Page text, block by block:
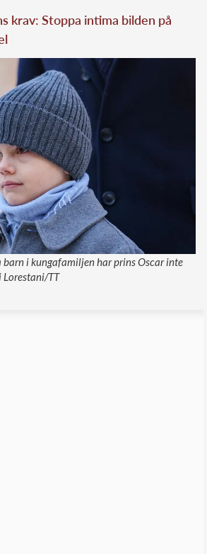
krav: Stoppa intima bilden på
i kungafamiljen har prins Oscar inte
Lorestani/TT